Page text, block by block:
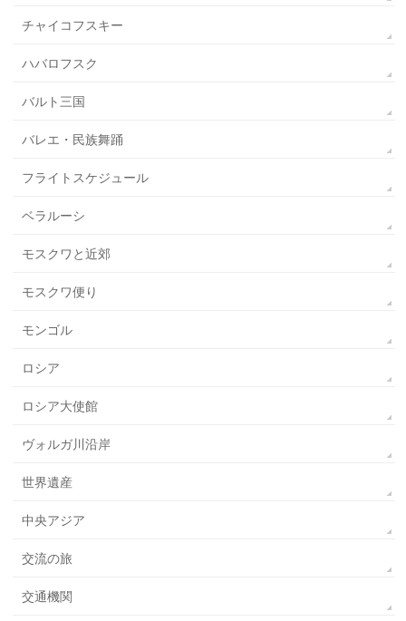
チャイコフスキー
ハバロフスク
バルト三国
バレエ・民族舞踊
フライトスケジュール
ベラルーシ
モスクワと近郊
モスクワ便り
モンゴル
ロシア
ロシア大使館
ヴォルガ川沿岸
世界遺産
中央アジア
交流の旅
交通機関